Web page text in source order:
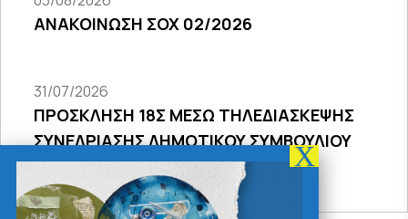
ΑΝΑΚΟΙΝΩΣΗ ΣΟΧ 02/2026
31/07/2026
ΠΡΟΣΚΛΗΣΗ 18Σ ΜΕΣΩ ΤΗΛΕΔΙΑΣΚΕΨΗΣ
ΣΥΝΕΔΡΙΑΣΗΣ ΔΗΜΟΤΙΚΟΥ ΣΥΜΒΟΥΛΙΟΥ
2026